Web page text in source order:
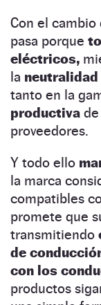
Con el cambio
pasa porque
eléctricos,
la
tanto en la
productiva
proveedores.
Y todo ello
la marca
compatibles
promete que
transmitiendo
de
con los
productos